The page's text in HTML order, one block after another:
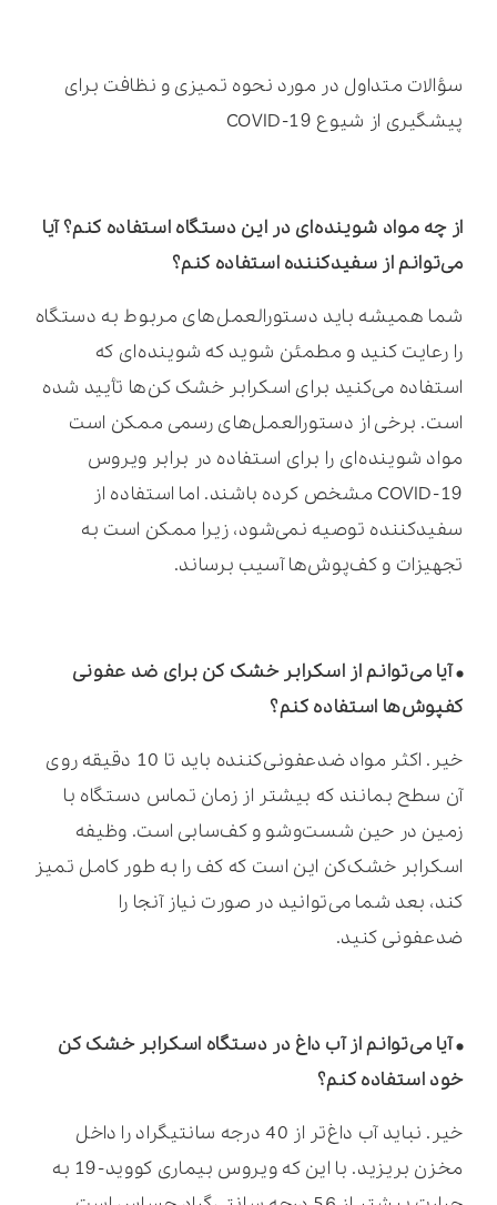
سؤالات متداول در مورد نحوه تمیزی و نظافت برای
پیشگیری از شیوع COVID-19
از چه مواد شوینده‌ای در این دستگاه استفاده کنم؟ آیا
می‌توانم از سفیدکننده استفاده کنم؟
شما همیشه باید دستورالعمل‌های مربوط به دستگاه
را رعایت کنید و مطمئن شوید که شوینده‌ای که
استفاده می‌کنید برای اسکرابر خشک کن‌ها تأیید شده
است. برخی از دستورالعمل‌های رسمی ممکن است
مواد شوینده‌ای را برای استفاده در برابر ویروس
COVID-19 مشخص کرده باشند. اما استفاده از
سفید‌کننده توصیه نمی‌شود، زیرا ممکن است به
تجهیزات و کف‌پوش‌ها آسیب برساند.
• آیا می‌توانم از اسکرابر خشک کن برای ضد عفونی
کفپوش‌ها استفاده کنم؟
خیر. اکثر مواد ضدعفونی‌کننده باید تا 10 دقیقه روی
آن سطح بمانند که بیشتر از زمان تماس دستگاه با
زمین در حین شست‌وشو و کف‌سابی است. وظیفه
اسکرابر خشک‌کن این است که کف را به طور کامل تمیز
کند، بعد شما می‌توانید در صورت نیاز آنجا را
ضدعفونی کنید.
• آیا می‌توانم از آب داغ در دستگاه اسکرابر خشک کن
خود استفاده کنم؟
خیر. نباید آب داغ‌تر از 40 درجه سانتیگراد را داخل
مخزن بریزید. با این که ویروس بیماری کووید-19 به